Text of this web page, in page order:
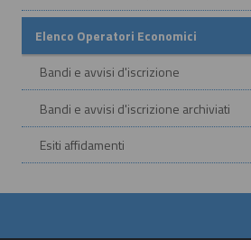
Elenco Operatori Economici
Bandi e avvisi d'iscrizione
Bandi e avvisi d'iscrizione archiviati
Esiti affidamenti